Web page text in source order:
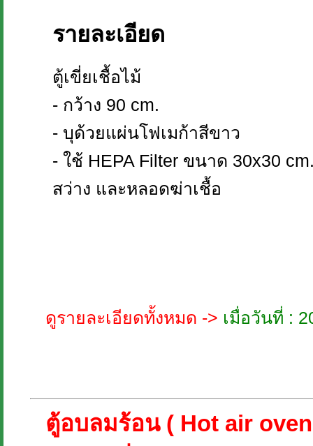
รายละเอียด
ตู้เขี่ยเชื้อไม้
- กว้าง 90 cm.
- บุด้วยแผ่นโฟเมก้าสีขาว
- ใช้ HEPA Filter ขนาด 30x30
สว่าง และหลอดฆ่าเชื้อ
ดูรายละเอียดทั้งหมด -> เมื่อวันที่ :
ตู้อบลมร้อน ( Hot air